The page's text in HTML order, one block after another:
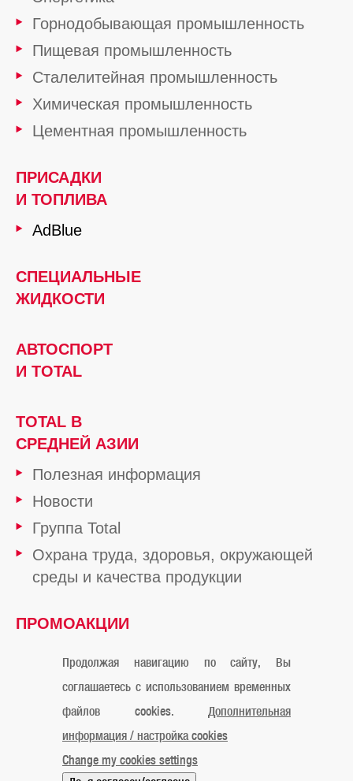
Горнодобывающая промышленность
Пищевая промышленность
Сталелитейная промышленность
Химическая промышленность
Цементная промышленность
ПРИСАДКИ
И ТОПЛИВА
AdBlue
СПЕЦИАЛЬНЫЕ
ЖИДКОСТИ
АВТОСПОРТ
И TOTAL
TOTAL В
СРЕДНЕЙ АЗИИ
Полезная информация
Новости
Группа Total
Охрана труда, здоровья, окружающей
среды и качества продукции
ПРОМОАКЦИИ
Официальное уведомление Cookies Контакты
Карта сайта Мы в Instagram
© «ТОТАЛЬ Маркетинг Сервисес Казахстан» 2019
Продолжая навигацию по сайту, Вы
соглашаетесь с использованием временных
файлов cookies. Дополнительная
информация / настройка cookies
Change my cookies settings